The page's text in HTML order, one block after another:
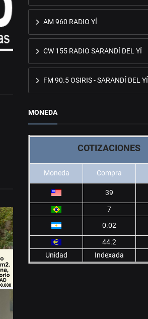
AM 960 RADIO YÍ
CW 155 RADIO SARANDÍ DEL YÍ
FM 90.5 OSIRIS - SARANDÍ DEL YÍ
MONEDA
COTIZACIONES
Moneda Compra
39
7
0.02
44.2
Unidad
Indexada